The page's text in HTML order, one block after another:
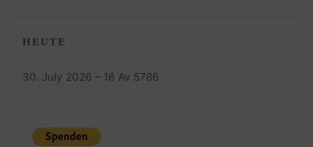
HEUTE
30. July 2026 – 16 Av 5786